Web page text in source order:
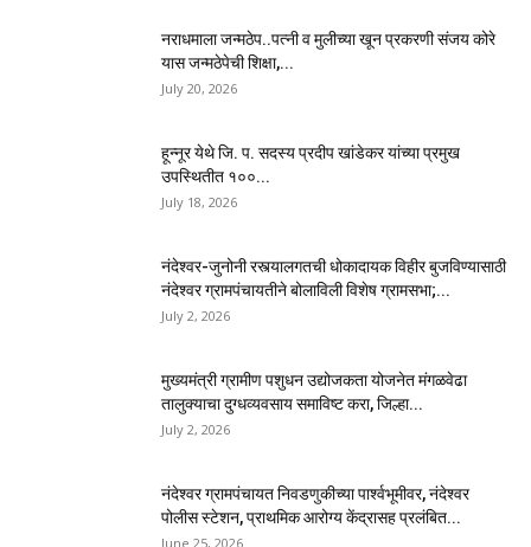
नराधमाला जन्मठेप..पत्नी व मुलीच्या खून प्रकरणी संजय कोरे
यास जन्मठेपेची शिक्षा,...
July 20, 2026
हून्नूर येथे जि. प. सदस्य प्रदीप खांडेकर यांच्या प्रमुख
उपस्थितीत १००...
July 18, 2026
नंदेश्वर-जुनोनी रस्त्यालगतची धोकादायक विहीर बुजविण्यासाठी
नंदेश्वर ग्रामपंचायतीने बोलाविली विशेष ग्रामसभा;...
July 2, 2026
मुख्यमंत्री ग्रामीण पशुधन उद्योजकता योजनेत मंगळवेढा
तालुक्याचा दुग्धव्यवसाय समाविष्ट करा, जिल्हा...
July 2, 2026
नंदेश्वर ग्रामपंचायत निवडणुकीच्या पार्श्वभूमीवर, नंदेश्वर
पोलीस स्टेशन, प्राथमिक आरोग्य केंद्रासह प्रलंबित...
June 25, 2026